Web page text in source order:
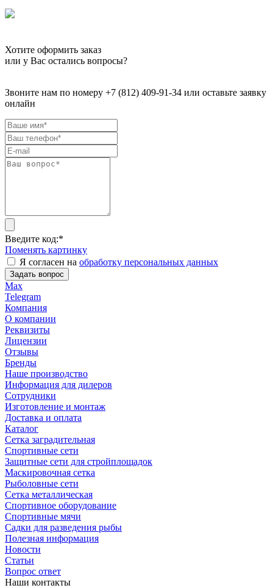
Хотите оформить заказ
или у Вас остались вопросы?
Звоните нам по номеру +7 (812) 409-91-34 или оставьте заявку
онлайн
Введите код:*
Поменять картинку
Я согласен на обработку персональных данных
Задать вопрос
Max
Telegram
Компания
О компании
Реквизиты
Лицензии
Отзывы
Бренды
Наше производство
Информация для дилеров
Сотрудники
Изготовление и монтаж
Доставка и оплата
Каталог
Сетка заградительная
Спортивные сети
Защитные сети для стройплощадок
Маскировочная сетка
Рыболовные сети
Сетка металлическая
Спортивное оборудование
Спортивные мячи
Садки для разведения рыбы
Полезная информация
Новости
Статьи
Вопрос ответ
Наши контакты